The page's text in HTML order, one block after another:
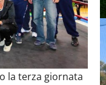
la terza giornata